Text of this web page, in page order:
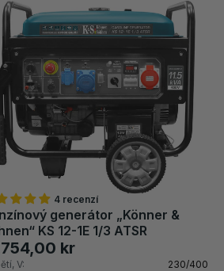
4 recenzí
generátor „Könner &
KS 12-1E 1/3 ATSR
kr
V:
230/400